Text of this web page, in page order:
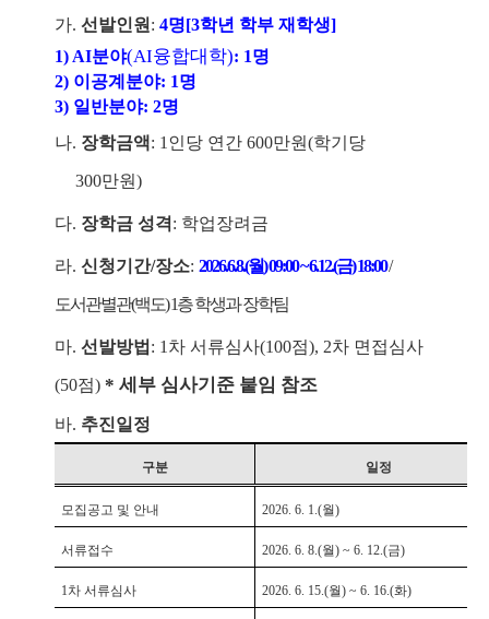
가. 선발인원 : 4명[3학년 학부 재학생]
1) AI분야(AI융합대학): 1명
2) 이공계분야: 1명
3) 일반분야: 2명
나. 장학금액: 1 인당 연간 600만원(학기당
300만원)
다. 장학금 성격 : 학업장려금
라. 신청기간/장소: 2026.6.8.(월) 09:00 ~ 6.12.(금) 18:00/
도서관별관(백도) 1층 학생과 장학팀
마. 선발방법 : 1 차 서류심사(100점), 2차 면접심사
(50점) * 세부 심사기준 붙임 참조
바. 추진일정
구분 일정
모집공고 및 안내 2026. 6. 1.(월)
서류접수 2026. 6. 8.(월) ~ 6. 12.(금)
1차 서류심사 2026. 6. 15.(월) ~ 6. 16.(화)